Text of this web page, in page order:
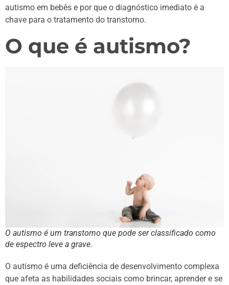
autismo em bebês e por que o diagnóstico imediato é a
chave para o tratamento do transtorno.
O que é autismo?
O autismo é um transtorno que pode ser classificado como
de espectro leve a grave.
O autismo é uma deficiência de desenvolvimento complexa
que afeta as habilidades sociais como brincar, aprender e se